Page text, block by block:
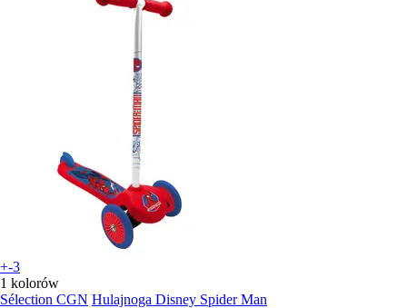
+-3
1 kolorów
Sélection CGN Hulajnoga Disney Spider Man